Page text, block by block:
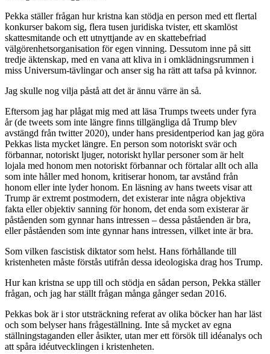
Pekka ställer frågan hur kristna kan stödja en person med ett flertal
konkurser bakom sig, flera tusen juridiska tvister, ett skamlöst
skattesmitande och ett utnyttjande av en skattebefriad
välgörenhetsorganisation för egen vinning. Dessutom inne på sitt
tredje äktenskap, med en vana att kliva in i omklädningsrummen i
miss Universum-tävlingar och anser sig ha rätt att tafsa på kvinnor.
Jag skulle nog vilja påstå att det är ännu värre än så.
Eftersom jag har plågat mig med att läsa Trumps tweets under fyra
år (de tweets som inte längre finns tillgängliga då Trump blev
avstängd från twitter 2020), under hans presidentperiod kan jag göra
Pekkas lista mycket längre. En person som notoriskt svär och
förbannar, notoriskt ljuger, notoriskt hyllar personer som är helt
lojala med honom men notoriskt förbannar och förtalar allt och alla
som inte håller med honom, kritiserar honom, tar avstånd från
honom eller inte lyder honom. En läsning av hans tweets visar att
Trump är extremt postmodern, det existerar inte några objektiva
fakta eller objektiv sanning för honom, det enda som existerar är
påståenden som gynnar hans intressen – dessa påståenden är bra,
eller påståenden som inte gynnar hans intressen, vilket inte är bra.
Som vilken fascistisk diktator som helst. Hans förhållande till
kristenheten måste förstås utifrån dessa ideologiska drag hos Trump.
Hur kan kristna se upp till och stödja en sådan person, Pekka ställer
frågan, och jag har ställt frågan många gånger sedan 2016.
Pekkas bok är i stor utsträckning referat av olika böcker han har läst
och som belyser hans frågeställning. Inte så mycket av egna
ställningstaganden eller åsikter, utan mer ett försök till idéanalys och
att spåra idéutvecklingen i kristenheten.